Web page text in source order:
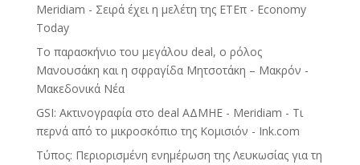
Meridiam - Σειρά έχει η μελέτη της ΕΤΕπ - Economy
Today
Το παρασκήνιο του μεγάλου deal, ο ρόλος
Μανουσάκη και η σφραγίδα Μητσοτάκη – Μακρόν -
Μακεδονικά Νέα
GSI: Ακτινογραφία στο deal ΑΔΜΗΕ - Meridiam - Τι
περνά από το μικροσκόπιο της Κομισιόν - Ink.com
Τύπος: Περιορισμένη ενημέρωση της Λευκωσίας για τη